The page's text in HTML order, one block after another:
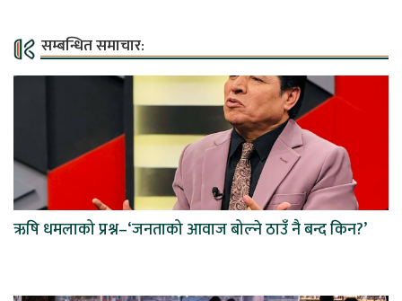
सम्बन्धित समाचार:
ऋषि धमलाको प्रश्न–‘जनताको आवाज बोल्ने ठाउँ नै बन्द किन?’